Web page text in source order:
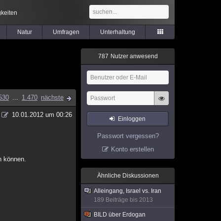
Natur Umfragen Unterhaltung
... 1.470 nächste
10.01.2012 um 00:26
können.
787 Nutzer anwesend
Einloggen
Passwort vergessen?
Konto erstellen
Ähnliche Diskussionen
Alleingang, Israel vs. Iran
189 Beiträge bis 2013
BILD über Erdogan